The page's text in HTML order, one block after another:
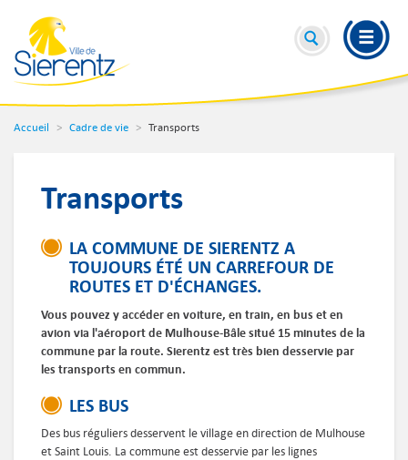
Accueil Cadre de vie Transports
Transports
LA COMMUNE DE SIERENTZ A
TOUJOURS ÉTÉ UN CARREFOUR DE
ROUTES ET D'ÉCHANGES.
Vous pouvez y accéder en voiture, en train, en bus et en
avion via l'aéroport de Mulhouse-Bâle situé 15 minutes de la
commune par la route. Sierentz est très bien desservie par
les transports en commun.
LES BUS
Des bus réguliers desservent le village en direction de Mulhouse
et Saint Louis. La commune est desservie par les lignes